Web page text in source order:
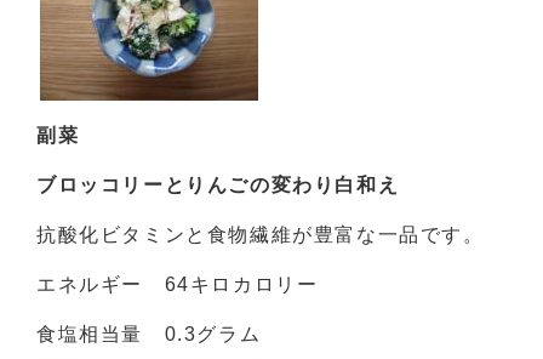
副菜
ブロッコリーとりんごの変わり白和え
抗酸化ビタミンと食物繊維が豊富な一品です。
エネルギー 64キロカロリー
食塩相当量 0.3グラム